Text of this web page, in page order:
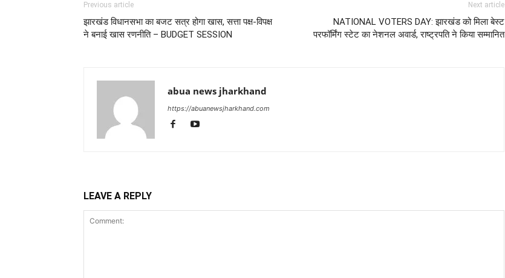
Previous article
झारखंड विधानसभा का बजट सत्र होगा खास, सत्ता पक्ष-विपक्ष
ने बनाई खास रणनीति – BUDGET SESSION
Next article
NATIONAL VOTERS DAY: झारखंड को मिला बेस्ट
परफॉर्मिंग स्टेट का नेशनल अवार्ड, राष्ट्रपति ने किया सम्मानित
abua news jharkhand
https://abuanewsjharkhand.com
LEAVE A REPLY